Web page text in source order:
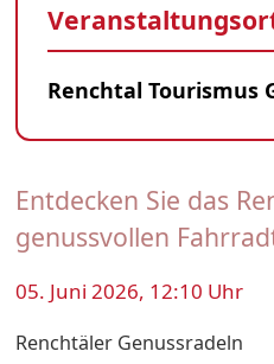
Entdecken Sie das
genussvollen
05. Juni 2026, 12:10 Uhr
Renchtäler Genussradeln
Renchtal Tourismus